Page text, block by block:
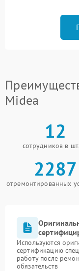
Midea
12
сотрудников в
2287
отремонтированных
Используются
сертификацию
работу после
обязательств